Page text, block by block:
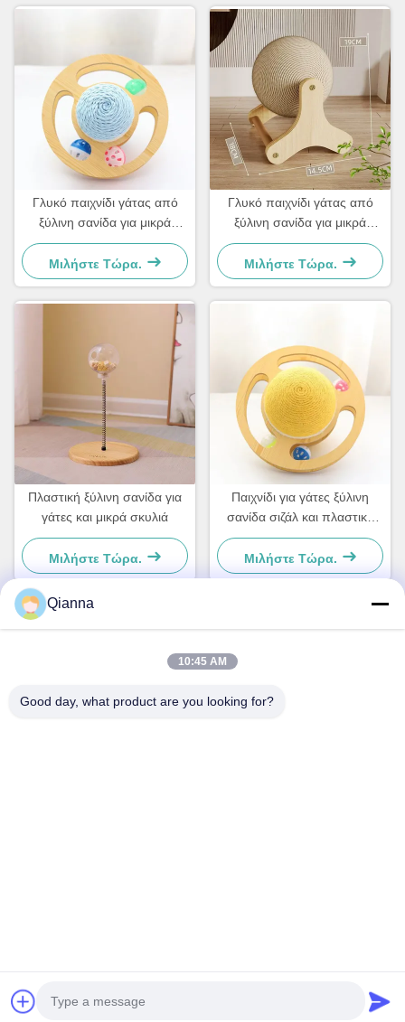
Γλυκό παιχνίδι γάτας από
ξύλινη σανίδα για μικρά
σκυλιά και γάτες Απλό και
πρακτικό
Μιλήστε Τώρα.
Γλυκό παιχνίδι γάτας από
ξύλινη σανίδα για μικρά
σκυλιά και γάτες Απλό και
πρακτικό
Μιλήστε Τώρα.
Πλαστική ξύλινη σανίδα για
γάτες και μικρά σκυλιά
Μιλήστε Τώρα.
Παιχνίδι για γάτες ξύλινη
σανίδα σιζάλ και πλαστικό
Για μικρά σκυλιά και γάτες
Απλό και πρακτικό
Μιλήστε Τώρα.
Διεύθυνση
Yuesheng Import and Export Trading Co., Ltd. Όλα. Όλα τα
δικαιώματα διατηρούνται.
Qianna
10:45 AM
Good day, what product are you looking for?